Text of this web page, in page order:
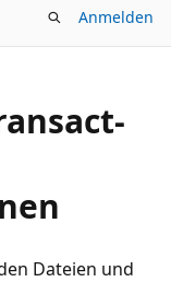
Anmelden
Dateien und